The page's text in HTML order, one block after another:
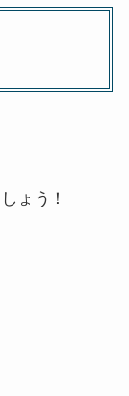
ょう！